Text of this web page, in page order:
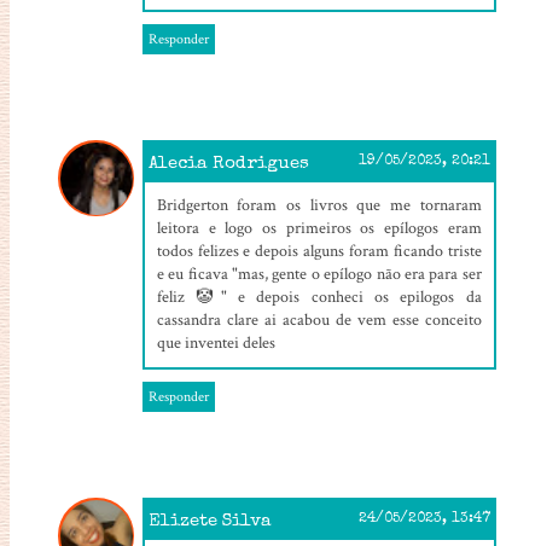
Responder
Alecia Rodrigues 19/05/2023, 20:21
Bridgerton foram os livros que me tornaram
leitora e logo os primeiros os epílogos eram
todos felizes e depois alguns foram ficando triste
e eu ficava "mas, gente o epílogo não era para ser
feliz 🤡" e depois conheci os epilogos da
cassandra clare ai acabou de vem esse conceito
que inventei deles
Responder
Elizete Silva 24/05/2023, 13:47